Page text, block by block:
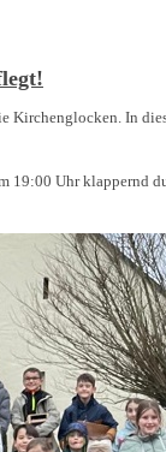
Kirchenglocken. In
19:00 Uhr klappernd